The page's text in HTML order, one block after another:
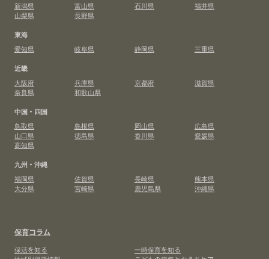
新潟県
富山県 石川県
福井県
山梨県
長野県
東海
愛知県
岐阜県 静岡県
三重県
近畿
大阪府
兵庫県 京都府
滋賀県
奈良県
和歌山県
中国・四国
鳥取県
島根県 岡山県
広島県
山口県
徳島県 香川県
愛媛県
高知県
九州・沖縄
福岡県
佐賀県 長崎県
熊本県
大分県
宮崎県 鹿児島県 沖縄県
保育コラム
保活を知る
一時保育を知る